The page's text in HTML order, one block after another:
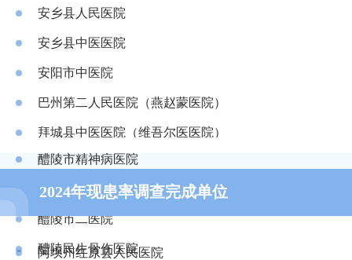
安乡县人民医院
安乡县中医医院
安阳市中医院
巴州第二人民医院（燕赵蒙医院）
拜城县中医医院（维吾尔医医院）
包头市第四医院
包头医学院第二附属医院
保靖县中医院
保山市第二人民医院
醴陵远恒医院
醴陵市中医院
醴陵市精神病医院
醴陵市妇幼保健院
醴陵市二医院
醴陵民生骨伤医院
2024年现患率调查完成单位
榆林市横山区中医院
阿巴嘎旗人民医院
阿坝州红原县人民医院